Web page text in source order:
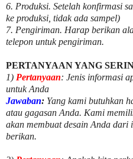
6. Produksi. Setelah konfirmasi
ke produksi, tidak ada sampel)
7. Pengiriman. Harap berikan
telepon untuk pengiriman.
PERTANYAAN YANG
1) Pertanyaan: Jenis informasi
untuk Anda
Jawaban: Yang kami butuhkan
atau gagasan Anda. Kami
akan membuat desain Anda dari
berikan.